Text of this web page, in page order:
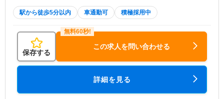
駅から徒歩5分以内 車通勤可 積極採用中
保存する
この求人を問い合わせる
詳細を見る